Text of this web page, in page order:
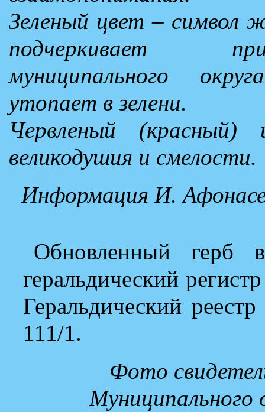
Зеленый цвет – символ
подчеркивает
муниципального
утопает в зелени.
Червленый
великодушия и смелости.
Информация И.
Обновленный герб
геральдический
Геральдический
111/1.
Фото
Муниципального